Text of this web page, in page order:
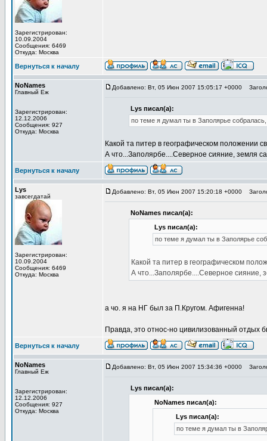
Зарегистрирован:
10.09.2004
Сообщения: 6469
Откуда: Москва
Вернуться к началу
NoNames
Главный Еж
Зарегистрирован:
12.12.2006
Сообщения: 927
Откуда: Москва
Добавлено: Вт, 05 Июн 2007 15:05:17 +0000
Lys писал(а):
по теме я думал ты в Заполярье
Какой та питер в географическом положении
А что...Заполярбе....Северное сияние, земля
Вернуться к началу
Lys
завсегдатай
Зарегистрирован:
10.09.2004
Сообщения: 6469
Откуда: Москва
Добавлено: Вт, 05 Июн 2007 15:20:18 +0000
NoNames писал(а):
Lys писал(а):
по теме я думал ты в Заполярье
Какой та питер в географическом
А что...Заполярбе....Северное сияние,
а чо. я на НГ был за П.Кругом. Афигенна!
Правда, это относ-но цивилизованный отдых
Вернуться к началу
NoNames
Главный Еж
Зарегистрирован:
12.12.2006
Сообщения: 927
Откуда: Москва
Добавлено: Вт, 05 Июн 2007 15:34:36 +0000
Lys писал(а):
NoNames писал(а):
Lys писал(а):
по теме я думал ты в